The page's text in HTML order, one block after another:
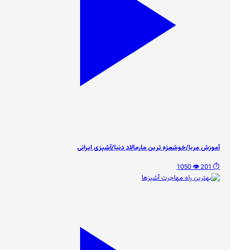
آموزش مربا/خوشمزه ترین مارمالاد دنیا/آشپزی ایرانی
⏱️ 201
👁️ 1050